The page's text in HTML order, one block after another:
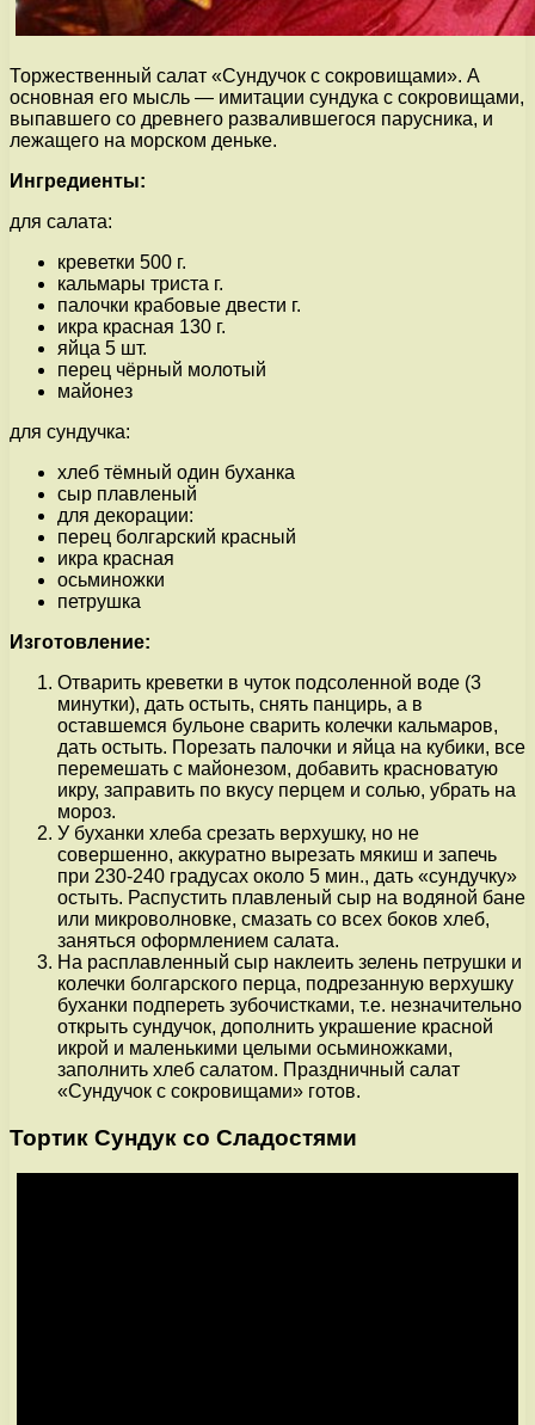
Торжественный салат «Сундучок с сокровищами». А
основная его мысль — имитации сундука с сокровищами,
выпавшего со древнего развалившегося парусника, и
лежащего на морском деньке.
Ингредиенты:
для салата:
креветки 500 г.
кальмары триста г.
палочки крабовые двести г.
икра красная 130 г.
яйца 5 шт.
перец чёрный молотый
майонез
для сундучка:
хлеб тёмный один буханка
сыр плавленый
для декорации:
перец болгарский красный
икра красная
осьминожки
петрушка
Изготовление:
Отварить креветки в чуток подсоленной воде (3
минутки), дать остыть, снять панцирь, а в
оставшемся бульоне сварить колечки кальмаров,
дать остыть. Порезать палочки и яйца на кубики, все
перемешать с майонезом, добавить красноватую
икру, заправить по вкусу перцем и солью, убрать на
мороз.
У буханки хлеба срезать верхушку, но не
совершенно, аккуратно вырезать мякиш и запечь
при 230-240 градусах около 5 мин., дать «сундучку»
остыть. Распустить плавленый сыр на водяной бане
или микроволновке, смазать со всех боков хлеб,
заняться оформлением салата.
На расплавленный сыр наклеить зелень петрушки и
колечки болгарского перца, подрезанную верхушку
буханки подпереть зубочистками, т.е. незначительно
открыть сундучок, дополнить украшение красной
икрой и маленькими целыми осьминожками,
заполнить хлеб салатом. Праздничный салат
«Сундучок с сокровищами» готов.
Тортик Сундук со Сладостями